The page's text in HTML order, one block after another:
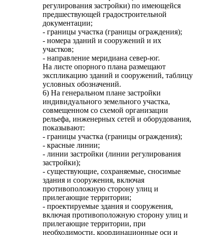
регулирования застройки) по имеющейся
предшествующей градостроительной
документации;
- границы участка (границы ограждения);
- номера зданий и сооружений и их
участков;
- направление меридиана север-юг.
На листе опорного плана размещают
экспликацию зданий и сооружений, таблицу
условных обозначений.
6) На генеральном плане застройки
индивидуального земельного участка,
совмещенном со схемой организации
рельефа, инженерных сетей и оборудования,
показывают:
- границы участка (границы ограждения);
- красные линии;
- линии застройки (линии регулирования
застройки);
- существующие, сохраняемые, сносимые
здания и сооружения, включая
противоположную сторону улиц и
прилегающие территории;
- проектируемые здания и сооружения,
включая противоположную сторону улиц и
прилегающие территории, при
необходимости, координационные оси и